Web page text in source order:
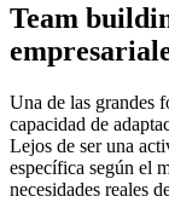
Team
Una de las grandes
capacidad de
Lejos de ser una
específica según el
necesidades reales